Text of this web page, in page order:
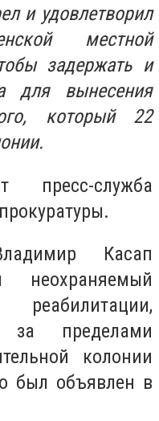
и удовлетворил
местной
задержать и
для вынесения
который 22
служба
Касап
неохраняемый
реабилитации,
за пределами
колонии
был объявлен в